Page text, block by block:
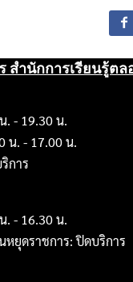
สำนักการเรียนรู้ต
. - 19.30 น.
น. - 17.00 น.
การ
. - 16.30 น.
หยุดราชการ: ปิดบริการ